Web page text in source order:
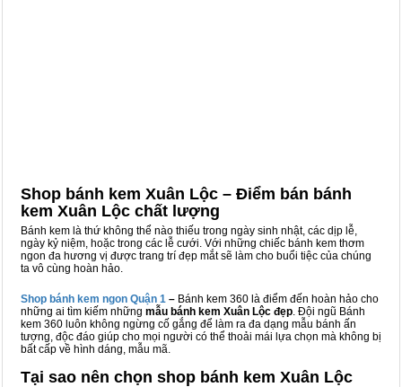
Shop bánh kem Xuân Lộc – Điểm bán bánh
kem Xuân Lộc chất lượng
Bánh kem là thứ không thể nào thiếu trong ngày sinh nhật, các dịp lễ,
ngày kỷ niệm, hoặc trong các lễ cưới. Với những chiếc bánh kem thơm
ngon đa hương vị được trang trí đẹp mắt sẽ làm cho buổi tiệc của chúng
ta vô cùng hoàn hảo.
Shop bánh kem ngon Quận 1 – Bánh kem 360 là điểm đến hoàn hảo cho
những ai tìm kiếm những mẫu bánh kem Xuân Lộc đẹp. Đội ngũ Bánh
kem 360 luôn không ngừng cố gắng để làm ra đa dạng mẫu bánh ấn
tượng, độc đáo giúp cho mọi người có thể thoải mái lựa chọn mà không bị
bất cấp về hình dáng, mẫu mã.
Tại sao nên chọn shop bánh kem Xuân Lộc